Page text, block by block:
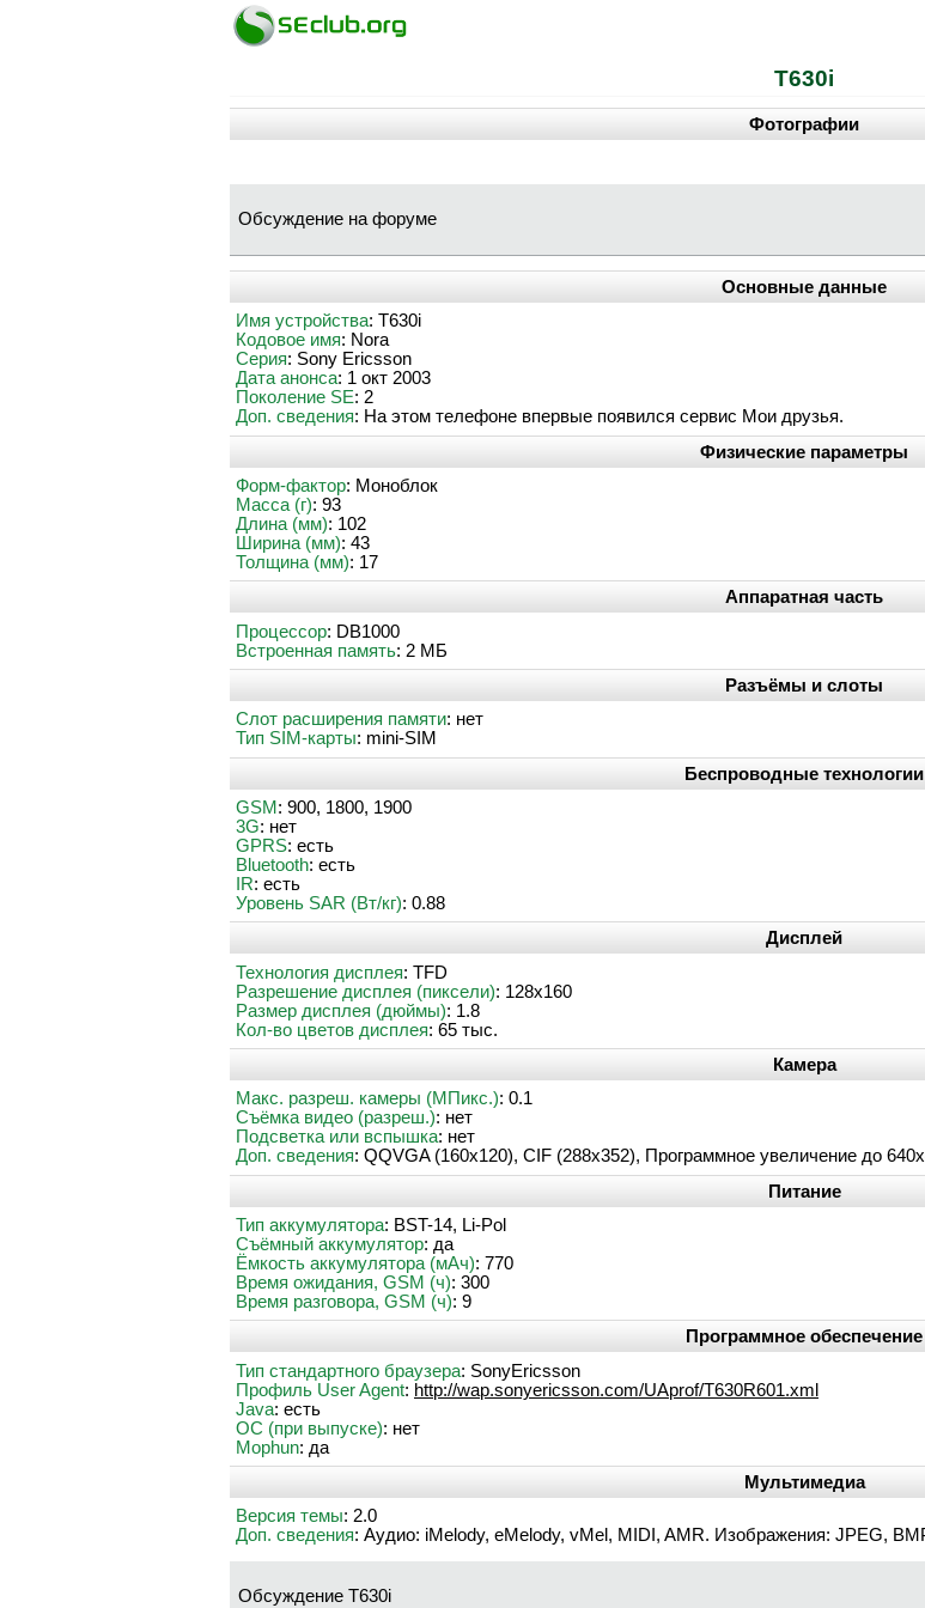
T630i
Фотографии
Обсуждение на форуме
Основные данные
Имя устройства: T630i
Кодовое имя: Nora
Серия: Sony Ericsson
Дата анонса: 1 окт 2003
Поколение SE: 2
Доп. сведения: На этом телефоне впервые появился сервис Мои друзья.
Физические параметры
Форм-фактор: Моноблок
Масса (г): 93
Длина (мм): 102
Ширина (мм): 43
Толщина (мм): 17
Аппаратная часть
Процессор: DB1000
Встроенная память: 2 МБ
Разъёмы и слоты
Слот расширения памяти: нет
Тип SIM-карты: mini-SIM
Беспроводные технологии
GSM : 900, 1800, 1900
3G: нет
GPRS: есть
Bluetooth: есть
IR: есть
Уровень SAR (Вт/кг): 0.88
Дисплей
Технология дисплея: TFD
Разрешение дисплея (пиксели): 128x160
Размер дисплея (дюймы): 1.8
Кол-во цветов дисплея: 65 тыс.
Камера
Макс. разреш. камеры (МПикс.): 0.1
Съёмка видео (разреш.): нет
Подсветка или вспышка: нет
Доп. сведения: QQVGA (160x120), CIF (288х352), Программное увеличение до
Питание
Тип аккумулятора: BST-14, Li-Pol
Съёмный аккумулятор: да
Ёмкость аккумулятора (мАч): 770
Время ожидания, GSM (ч): 300
Время разговора, GSM (ч): 9
Программное обеспечение
Тип стандартного браузера: SonyEricsson
Профиль User Agent: http://wap.sonyericsson.com/UAprof/T630R601.xml
Java: есть
ОС (при выпуске): нет
Mophun: да
Мультимедиа
Версия темы: 2.0
Доп. сведения: Аудио: iMelody, eMelody, vMel, MIDI, AMR. Изображения: JPEG,
Обсуждение T630i